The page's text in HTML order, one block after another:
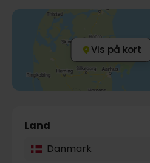
Vis på kort
Land
Danmark